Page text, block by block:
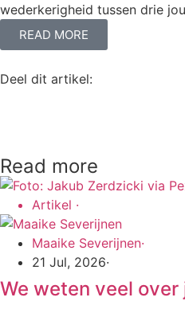
wederkerigheid tussen drie
READ MORE
Deel dit artikel:
Read more
Artikel ·
Maaike Severijnen·
21 Jul, 2026·
We weten veel